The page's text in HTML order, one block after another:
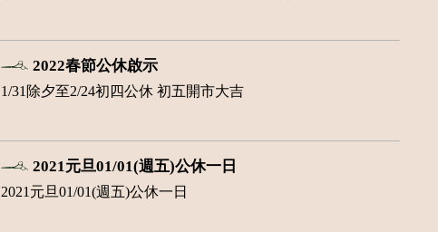
2022春節公休啟示
1/31除夕至2/24初四公休 初五開市大吉
2021元旦01/01(週五)公休一日
2021元旦01/01(週五)公休一日